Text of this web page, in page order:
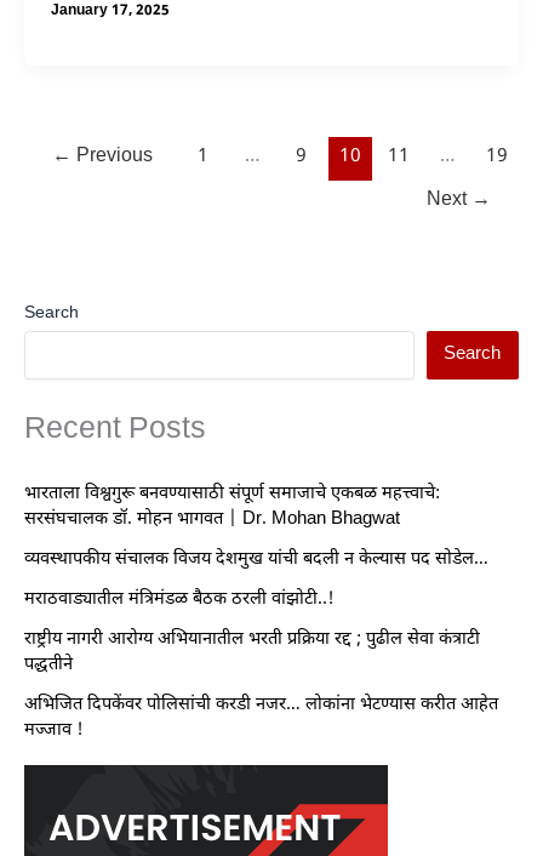
January 17, 2025
← Previous 1 … 9 10 11 …
19
Next →
Search
Search
Recent Posts
भारताला विश्वगुरू बनवण्यासाठी संपूर्ण समाजाचे एकबळ महत्त्वाचे:
सरसंघचालक डॉ. मोहन भागवत | Dr. Mohan Bhagwat
व्यवस्थापकीय संचालक विजय देशमुख यांची बदली न केल्यास पद सोडेल…
मराठवाड्यातील मंत्रिमंडळ बैठक ठरली वांझोटी..!
राष्ट्रीय नागरी आरोग्य अभियानातील भरती प्रक्रिया रद्द ; पुढील सेवा कंत्राटी
पद्धतीने
अभिजित दिपकेंवर पोलिसांची करडी नजर… लोकांना भेटण्यास करीत आहेत
मज्जाव !